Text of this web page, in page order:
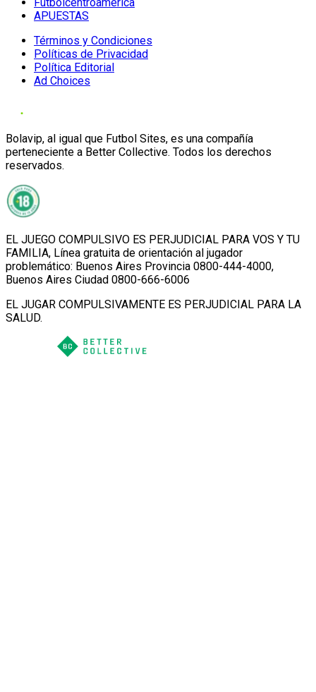
APUESTAS
Términos y Condiciones
Políticas de Privacidad
Política Editorial
Ad Choices
Bolavip, al igual que Futbol Sites, es una compañía
perteneciente a Better Collective. Todos los derechos
reservados.
EL JUEGO COMPULSIVO ES PERJUDICIAL PARA VOS Y TU
FAMILIA, Línea gratuita de orientación al jugador
problemático: Buenos Aires Provincia 0800-444-4000,
Buenos Aires Ciudad 0800-666-6006
EL JUGAR COMPULSIVAMENTE ES PERJUDICIAL PARA LA
SALUD.